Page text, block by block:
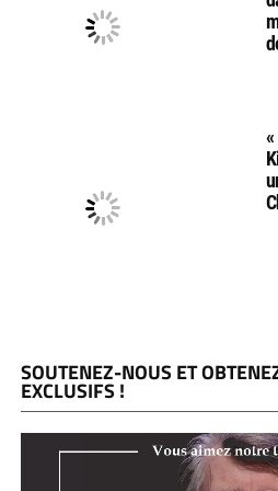
SOUTENEZ-NOUS ET
EXCLUSIFS !